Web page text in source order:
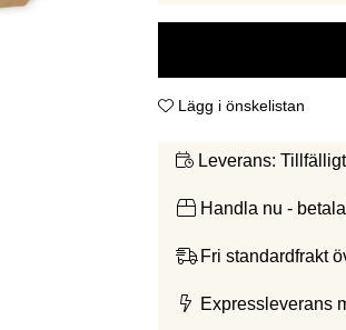
Lägg i önskelistan
Leverans:
Handla nu -
Fri standardfrakt
Expressleverans